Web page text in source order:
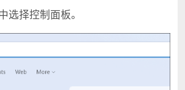
择控制面板。